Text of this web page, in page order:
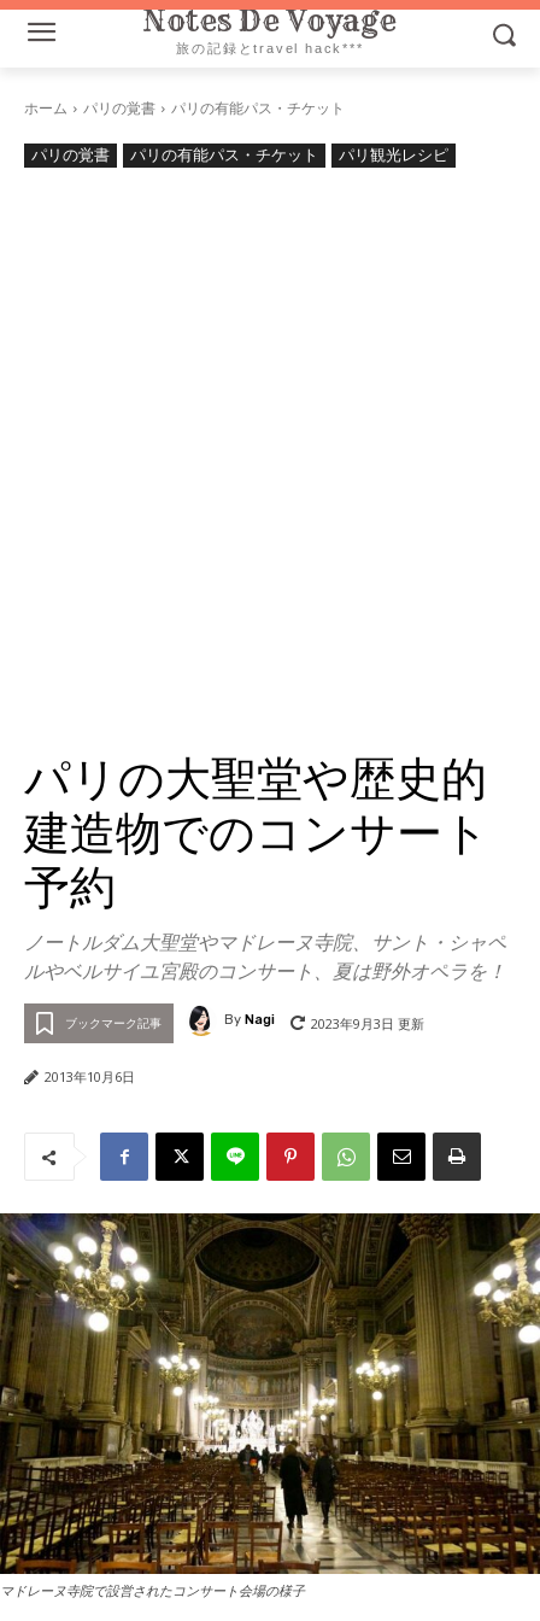
Notes De Voyage
旅の記録とtravel hack***
ホーム パリの覚書 パリの有能パス・チケット
パリの覚書 パリの有能パス・チケット パリ観光レシピ
パリの大聖堂や歴史的
建造物でのコンサート
予約
ノートルダム大聖堂やマドレーヌ寺院、サント・シャペ
ルやベルサイユ宮殿のコンサート、夏は野外オペラを！
ブックマーク記事 By Nagi 2023年9月3日 更新
2013年10月6日
マドレーヌ寺院で設営されたコンサート会場の様子